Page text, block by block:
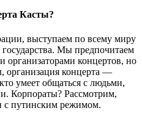
Касты?
выступаем по всему миру
Мы предпочитаем
организаторами концертов, но
организация концерта —
умеет общаться с людьми,
Корпораты? Рассмотрим,
с путинским режимом.